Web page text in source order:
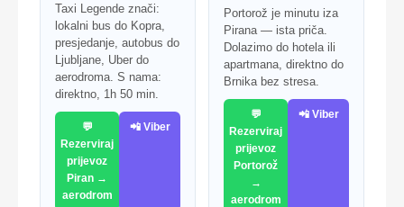
Taxi Legende znači:
lokalni bus do Kopra,
presjedanje, autobus do
Ljubljane, Uber do
aerodroma. S nama:
direktno, 1h 50 min.
💬
Rezerviraj
prijevoz
Piran →
aerodrom
📲 Viber
Portorož je minutu iza
Pirana — ista priča.
Dolazimo do hotela ili
apartmana, direktno do
Brnika bez stresa.
💬
Rezerviraj
prijevoz
Portorož
→
aerodrom
📲 Viber